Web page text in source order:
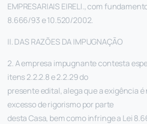
EMPRESARIAIS EIRELI., com
8.666/93 e 10.520/2002.
II. DAS RAZÕES DA IMPUGNAÇÃO
2. A empresa impugnante contesta
itens 2.2.2.8 e 2.2.29 do
presente edital, alega que a exigência
excesso de rigorismo por parte
desta Casa, bem como infringe a Lei